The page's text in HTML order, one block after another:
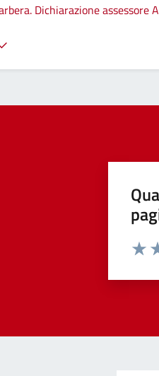
Dichiarazione assessore